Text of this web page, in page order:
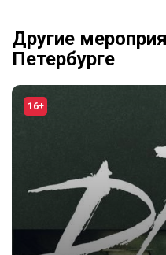
Другие
Петербурге
16+